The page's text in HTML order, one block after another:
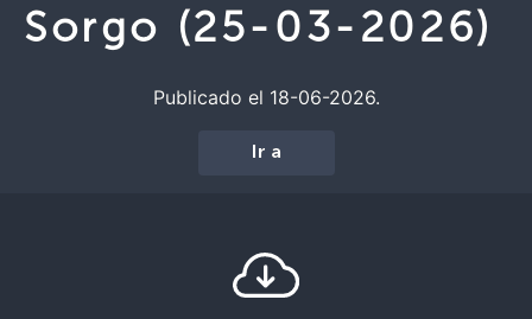
Sorgo (25-03-2026)
Publicado el 18-06-2026.
Ir a